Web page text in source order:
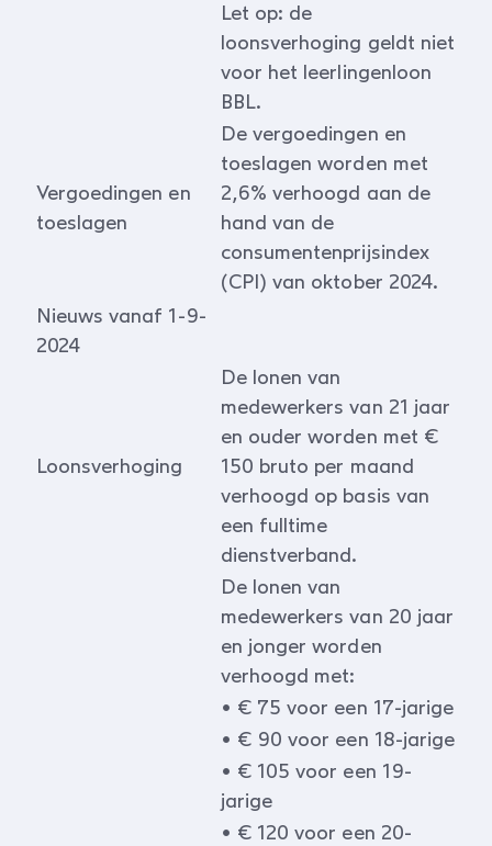
Let op: de
loonsverhoging geldt niet
voor het leerlingenloon
BBL.
Vergoedingen en
toeslagen
De vergoedingen en
toeslagen worden met
2,6% verhoogd aan de
hand van de
consumentenprijsindex
(CPI) van oktober 2024.
Nieuws vanaf 1-9-
2024
Loonsverhoging
De lonen van
medewerkers van 21 jaar
en ouder worden met €
150 bruto per maand
verhoogd op basis van
een fulltime
dienstverband.
De lonen van
medewerkers van 20 jaar
en jonger worden
verhoogd met:
• € 75 voor een 17-jarige
• € 90 voor een 18-jarige
• € 105 voor een 19-
jarige
• € 120 voor een 20-